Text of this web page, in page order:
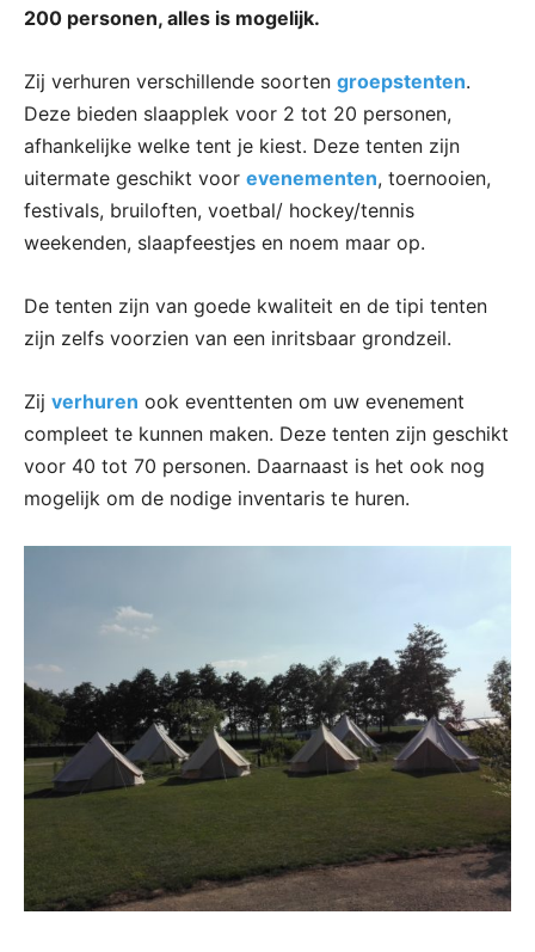
200 personen, alles is mogelijk.
Zij verhuren verschillende soorten groepstenten.
Deze bieden slaapplek voor 2 tot 20 personen,
afhankelijke welke tent je kiest. Deze tenten zijn
uitermate geschikt voor evenementen, toernooien,
festivals, bruiloften, voetbal/ hockey/tennis
weekenden, slaapfeestjes en noem maar op.
De tenten zijn van goede kwaliteit en de tipi tenten
zijn zelfs voorzien van een inritsbaar grondzeil.
Zij verhuren ook eventtenten om uw evenement
compleet te kunnen maken. Deze tenten zijn geschikt
voor 40 tot 70 personen. Daarnaast is het ook nog
mogelijk om de nodige inventaris te huren.